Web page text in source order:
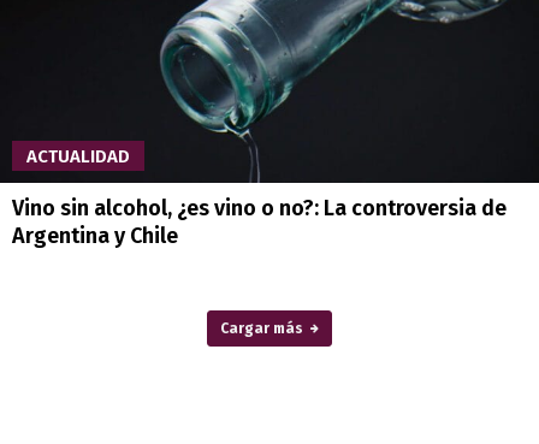
ACTUALIDAD
Vino sin alcohol, ¿es vino o no?: La controversia de
Argentina y Chile
Cargar más